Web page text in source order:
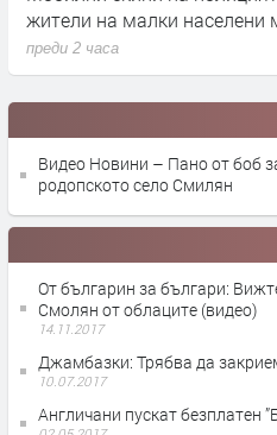
жители на малки населени
преди 2 часа
Видео Новини – Пано от боб
родопското село Смилян
Oт българин за българи:
Смолян от облаците (видео)
14.11.2017
Джамбазки: Трябва да
10.07.2017
Англичани пускат безплатен